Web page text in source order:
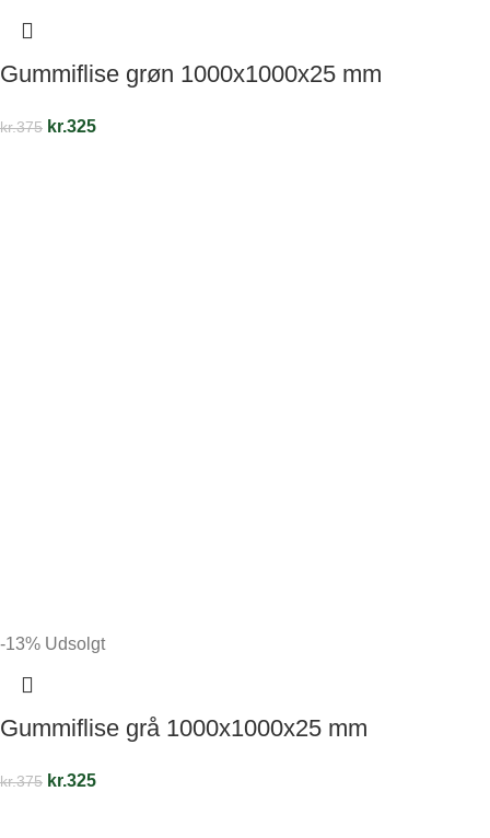
Gummiflise grøn 1000x1000x25 mm
kr.375 kr.325
-13% Udsolgt
Gummiflise grå 1000x1000x25 mm
kr.375 kr.325